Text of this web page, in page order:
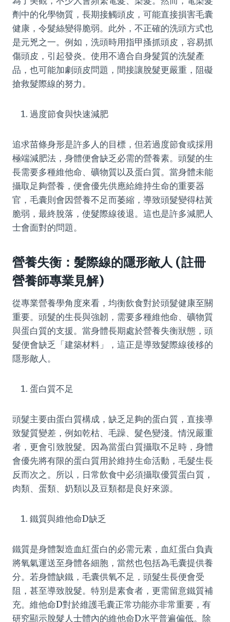
劑中的化學物質，長期接觸頭皮，可能直接損害毛囊
健康，令髮絲變得脆弱。此外，不正確的洗頭方式也
是元兇之一。例如，洗頭時用指甲搔抓頭皮，容易抓
傷頭皮，引起發炎。使用不適合自身髮質的洗髮產
品，也可能加劇頭皮問題，間接讓脫髮更嚴重，阻礙
搶救髮際線的努力。
過度節食與快速減肥
追求苗條身形是許多人的目標，但若過度節食或採用
極端減肥法，身體便會缺乏必需的營養素。頭髮的生
長需要多種維他命、礦物質以及蛋白質。當身體未能
攝取足夠營養，便會優先供應給維持生命的重要器
官，毛囊則會因營養不足而萎縮，導致頭髮變得枯黃
脆弱，最終脫落，使髮際線後退。這也是許多減肥人
士會面對的問題。
營養失衡：髮際線的隱形敵人 (註冊
營養師專業見解)
從專業營養學角度來看，均衡飲食對於頭髮健康至關
重要。頭髮的生長與強韌，需要多種維他命、礦物質
與蛋白質的支援。當身體長期處於營養失衡狀態，頭
髮便會缺乏「建築材料」，這正是導致髮際線後移的
隱形敵人。
蛋白質不足
頭髮主要由蛋白質構成，缺乏足夠的蛋白質，直接導
致髮質變差，例如乾枯、毛躁、髮色變淺。情況嚴重
者，更會引致脫髮。因為當蛋白質攝取不足時，身體
會優先將有限的蛋白質用於維持生命活動，毛髮生長
反而次之。所以，日常飲食中必須攝取優質蛋白質，
肉類、蛋類、奶類以及豆類都是良好來源。
鐵質與維他命D缺乏
鐵質是身體製造血紅蛋白的必需元素，血紅蛋白負責
將氧氣運送至身體各細胞，當然也包括為毛囊提供養
分。若身體缺鐵，毛囊供氧不足，頭髮生長便會受
阻，甚至導致脫髮。特別是素食者，更需留意鐵質補
充。維他命D對於維護毛囊正常功能亦非常重要，有
研究顯示脫髮人士體內的維他命D水平普遍偏低。除